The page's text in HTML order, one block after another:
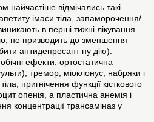
найчастіше відмічались такі
імаси тіла, запаморочення/
в перші тижні лікування
не призводить до зменшення
антидепресант ну дію).
ефекти: ортостатична
тремор, міоклонус, набряки і
пригнічення функції кісткового
опенія, а пластична анемія і
концентрації трансаміназ у